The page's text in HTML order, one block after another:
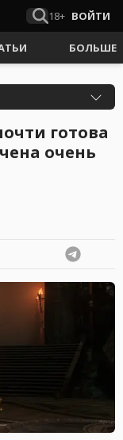
18+ ВОЙТИ
БОЛЬШЕ
готова
очень